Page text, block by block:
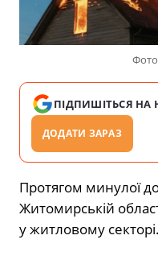
ПІДПИШІТЬСЯ НА
ДОДАТИ ЗАРАЗ
Протягом минулої
Житомирській
у житловому секторі.